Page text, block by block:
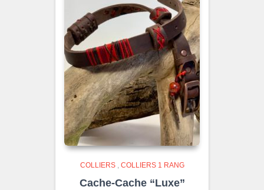
COLLIERS, COLLIERS 1 RANG
Cache-Cache “Luxe”